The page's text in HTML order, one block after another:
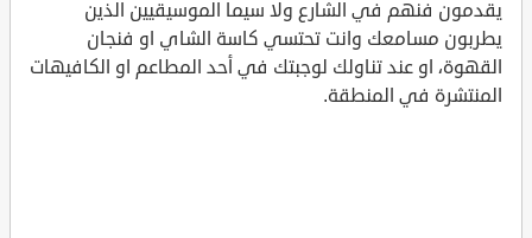
يقدمون فنهم في الشارع ولا سيما الموسيقيين الذين
يطربون مسامعك وانت تحتسي كاسة الشاي او فنجان
القهوة، او عند تناولك لوجبتك في أحد المطاعم او الكافيهات
المنتشرة في المنطقة.